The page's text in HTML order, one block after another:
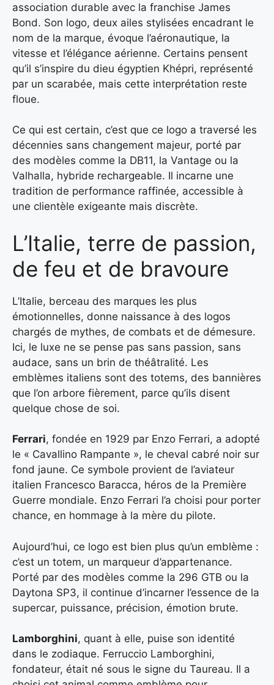
association durable avec la franchise James
Bond. Son logo, deux ailes stylisées encadrant le
nom de la marque, évoque l’aéronautique, la
vitesse et l’élégance aérienne. Certains pensent
qu’il s’inspire du dieu égyptien Khépri, représenté
par un scarabée, mais cette interprétation reste
floue.
Ce qui est certain, c’est que ce logo a traversé les
décennies sans changement majeur, porté par
des modèles comme la DB11, la Vantage ou la
Valhalla, hybride rechargeable. Il incarne une
tradition de performance raffinée, accessible à
une clientèle exigeante mais discrète.
L’Italie, terre de passion,
de feu et de bravoure
L’Italie, berceau des marques les plus
émotionnelles, donne naissance à des logos
chargés de mythes, de combats et de démesure.
Ici, le luxe ne se pense pas sans passion, sans
audace, sans un brin de théâtralité. Les
emblèmes italiens sont des totems, des bannières
que l’on arbore fièrement, parce qu’ils disent
quelque chose de soi.
Ferrari, fondée en 1929 par Enzo Ferrari, a adopté
le « Cavallino Rampante », le cheval cabré noir sur
fond jaune. Ce symbole provient de l’aviateur
italien Francesco Baracca, héros de la Première
Guerre mondiale. Enzo Ferrari l’a choisi pour porter
chance, en hommage à la mère du pilote.
Aujourd’hui, ce logo est bien plus qu’un emblème :
c’est un totem, un marqueur d’appartenance.
Porté par des modèles comme la 296 GTB ou la
Daytona SP3, il continue d’incarner l’essence de la
supercar, puissance, précision, émotion brute.
Lamborghini, quant à elle, puise son identité
dans le zodiaque. Ferruccio Lamborghini,
fondateur, était né sous le signe du Taureau. Il a